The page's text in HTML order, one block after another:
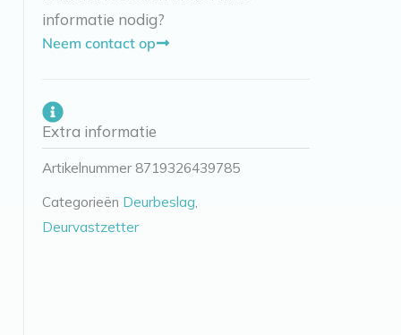
informatie nodig?
Neem contact op
Extra informatie
Artikelnummer 8719326439785
Categorieën Deurbeslag
Deurvastzetter